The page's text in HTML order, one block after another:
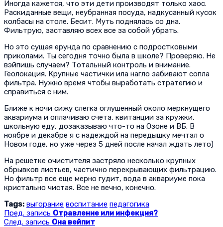
Иногда кажется, что эти дети производят только хаос.
Раскиданные вещи, неубранная посуда, надкусанный кусок
колбасы на столе. Бесит. Муть поднялась со дна.
Фильтрую, заставляю всех все за собой убрать.
Но это сущая ерунда по сравнению с подростковыми
приколами. Ты сегодня точно была в школе? Проверяю. Не
вэйпишь случаем? Тотальный контроль и внимание.
Геолокация. Крупные частички ила нагло забивают сопла
фильтра. Нужно время чтобы выработать стратегию и
справиться с ним.
Ближе к ночи сижу слегка оглушенный около меркнущего
аквариума и оплачиваю счета, квитанции за кружки,
школьную еду, дозаказываю что-то на Озоне и ВБ. В
ноябре и декабре я с надеждой на передышку мечтал о
Новом годе, но уже через 5 дней после начал ждать лето)
На решетке очистителя застряло несколько крупных
обрывков листьев, частично перекрывающих фильтрацию.
Но фильтр все еще мерно гудит, вода в аквариуме пока
кристально чистая. Все не вечно, конечно.
Tags: выгорание воспитание педагогика
Пред. запись Отравление или инфекция?
След. запись Она вейпит